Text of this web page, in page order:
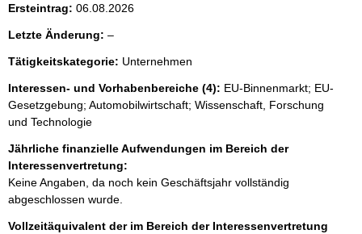
s
e
p
r
o
S
e
i
t
e
Ersteintrag: 06.08.2026
Letzte Änderung: –l
e
r
Tätigkeitskategorie: Unternehmen
Interessen- und Vorhabenbereiche (4): EU-Binnenmarkt; EU-
Gesetzgebung; Automobilwirtschaft; Wissenschaft, Forschung
und Technologie
Jährliche finanzielle Aufwendungen im Bereich der
Interessenvertretung:
Keine Angaben, da noch kein Geschäftsjahr vollständig
abgeschlossen wurde.
Vollzeitäquivalent der im Bereich der Interessenvertretung